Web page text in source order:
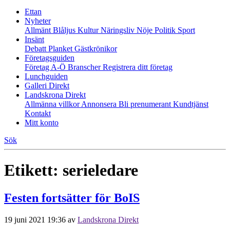
Ettan
Nyheter
Allmänt Blåljus KulturNäringsliv Nöje Politik Sport
Insänt
Debatt Planket Gästkrönikor
Företagsguiden
Företag A-Ö BranscherRegistrera ditt företag
Lunchguiden
Galleri Direkt
Landskrona Direkt
Allmänna villkorAnnonsera Bli prenumerant Kundtjänst
Kontakt
Mitt konto
Sök
Etikett: serieledare
Festen fortsätter för BoIS
19 juni 2021 19:36 av Landskrona Direkt